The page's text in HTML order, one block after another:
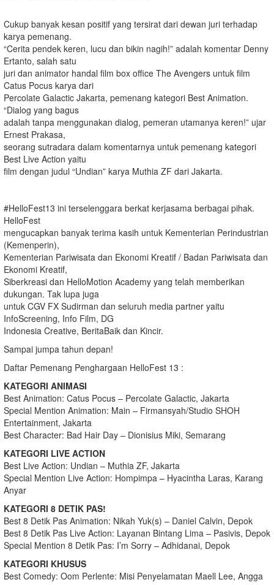
Cukup banyak kesan positif yang tersirat dari dewan juri terhadap
karya pemenang.
“Cerita pendek keren, lucu dan bikin nagih!” adalah komentar Denny
Ertanto, salah satu
juri dan animator handal film box office The Avengers untuk film
Catus Pocus karya dari
Percolate Galactic Jakarta, pemenang kategori Best Animation.
“Dialog yang bagus
adalah tanpa menggunakan dialog, pemeran utamanya keren!” ujar
Ernest Prakasa,
seorang sutradara dalam komentarnya untuk pemenang kategori
Best Live Action yaitu
film dengan judul “Undian” karya Muthia ZF dari Jakarta.
#HelloFest13 ini terselenggara berkat kerjasama berbagai pihak.
HelloFest
mengucapkan banyak terima kasih untuk Kementerian Perindustrian
(Kemenperin),
Kementerian Pariwisata dan Ekonomi Kreatif / Badan Pariwisata dan
Ekonomi Kreatif,
Siberkreasi dan HelloMotion Academy yang telah memberikan
dukungan. Tak lupa juga
untuk CGV FX Sudirman dan seluruh media partner yaitu
InfoScreening, Info Film, DG
Indonesia Creative, BeritaBaik dan Kincir.
Sampai jumpa tahun depan!
Daftar Pemenang Penghargaan HelloFest 13 :
KATEGORI ANIMASI
Best Animation: Catus Pocus – Percolate Galactic, Jakarta
Special Mention Animation: Main – Firmansyah/Studio SHOH
Entertainment, Jakarta
Best Character: Bad Hair Day – Dionisius Miki, Semarang
KATEGORI LIVE ACTION
Best Live Action: Undian – Muthia ZF, Jakarta
Special Mention Live Action: Hompimpa – Hyacintha Laras, Karang
Anyar
KATEGORI 8 DETIK PAS!
Best 8 Detik Pas Animation: Nikah Yuk(s) – Daniel Calvin, Depok
Best 8 Detik Pas Live Action: Layanan Bintang Lima – Pasivis, Depok
Special Mention 8 Detik Pas: I’m Sorry – Adhidanai, Depok
KATEGORI KHUSUS
Best Comedy: Oom Perlente: Misi Penyelamatan Maell Lee, Angga